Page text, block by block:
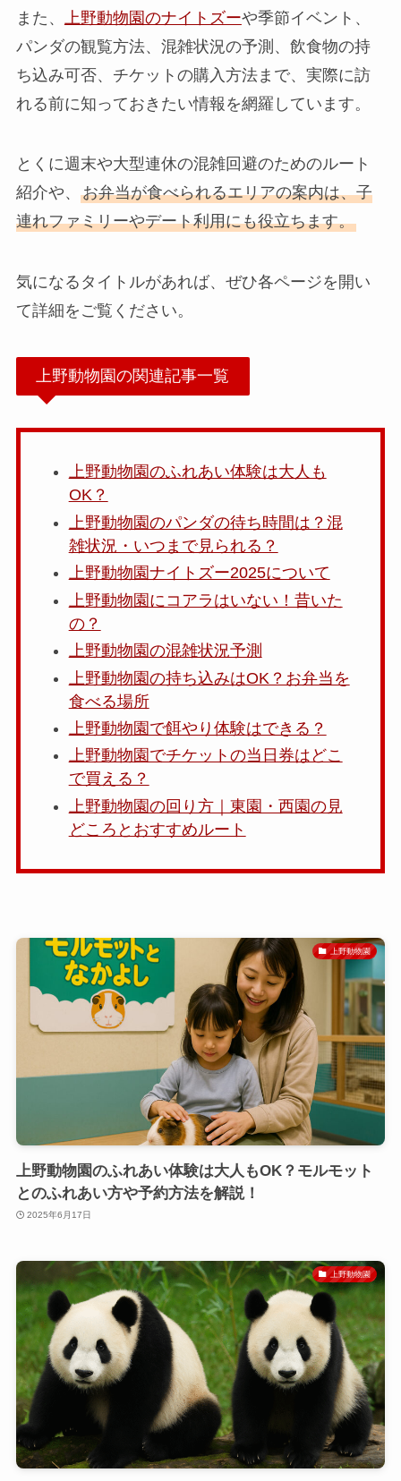
また、 上野動物園のナイトズーや季節イベント、
パンダの観覧方法、混雑状況の予測、飲食物の持
ち込み可否、チケットの購入方法まで、実際に訪
れる前に知っておきたい情報を網羅しています。
とくに週末や大型連休の混雑回避のためのルート
紹介や、 お弁当が食べられるエリアの案内は、子
連れファミリーやデート利用にも役立ちます。
気になるタイトルがあれば、ぜひ各ページを開い
て詳細をご覧ください。
上野動物園の関連記事一覧
上野動物園のふれあい体験は大人も
OK？
上野動物園のパンダの待ち時間は？混
雑状況・いつまで見られる？
上野動物園ナイトズー2025について
上野動物園にコアラはいない！昔いた
の？
上野動物園の混雑状況予測
上野動物園の持ち込みはOK？お弁当を
食べる場所
上野動物園で餌やり体験はできる？
上野動物園でチケットの当日券はどこ
で買える？
上野動物園の回り方｜東園・西園の見
どころとおすすめルート
上野動物園
上野動物園のふれあい体験は大人もOK？モルモット
とのふれあい方や予約方法を解説！
2025年6月17日
上野動物園